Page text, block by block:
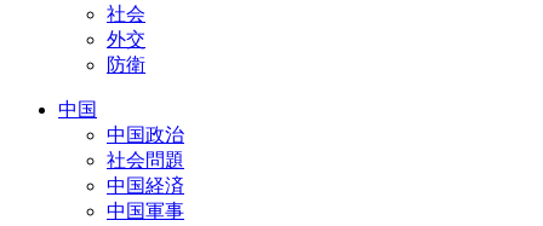
社会
外交
防衛
中国
中国政治
社会問題
中国経済
中国軍事